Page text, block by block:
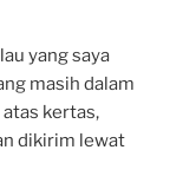
yang saya
masih dalam
kertas,
dikirim lewat